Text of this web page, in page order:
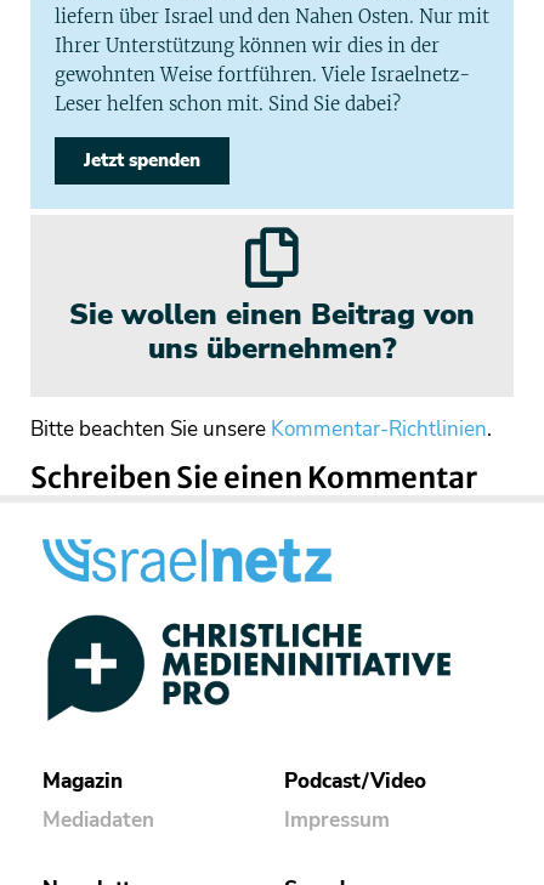
liefern über Israel und den Nahen Osten. Nur mit
Ihrer Unterstützung können wir dies in der
gewohnten Weise fortführen. Viele Israelnetz-
Leser helfen schon mit. Sind Sie dabei?
Jetzt spenden
Sie wollen einen Beitrag von
uns übernehmen?
Bitte beachten Sie unsere Kommentar-Richtlinien.
Schreiben Sie einen Kommentar
Magazin
Mediadaten
Podcast/Video
Impressum